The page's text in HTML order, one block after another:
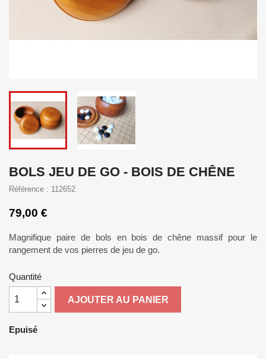
BOLS JEU DE GO - BOIS DE CHÊNE
Référence : 112652
79,00 €
Magnifique paire de bols en bois de chêne massif pour le
rangement de vos pierres de jeu de go.
Quantité
AJOUTER AU PANIER
Epuisé